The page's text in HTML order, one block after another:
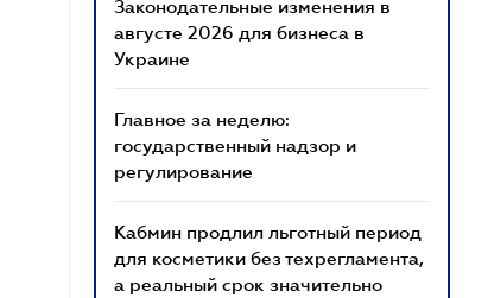
Законодательные изменения в
августе 2026 для бизнеса в
Украине
Главное за неделю:
государственный надзор и
регулирование
Кабмин продлил льготный период
для косметики без техрегламента,
а реальный срок значительно